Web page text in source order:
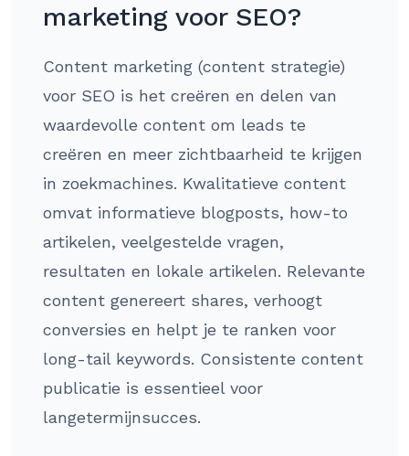
marketing voor SEO?
Content marketing (content strategie)
voor SEO is het creëren en delen van
waardevolle content om leads te
creëren en meer zichtbaarheid te krijgen
in zoekmachines. Kwalitatieve content
omvat informatieve blogposts, how-to
artikelen, veelgestelde vragen,
resultaten en lokale artikelen. Relevante
content genereert shares, verhoogt
conversies en helpt je te ranken voor
long-tail keywords. Consistente content
publicatie is essentieel voor
langetermijnsucces.